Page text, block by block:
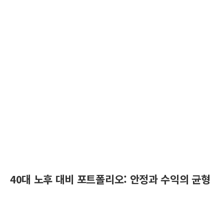
40대 노후 대비 포트폴리오: 안정과 수익의 균형